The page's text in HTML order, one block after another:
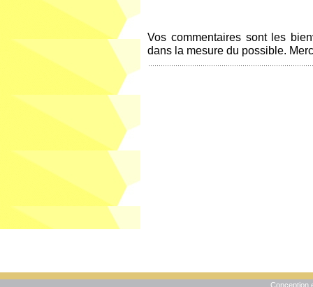
Vos commentaires sont les
dans la mesure du possible.
Conception